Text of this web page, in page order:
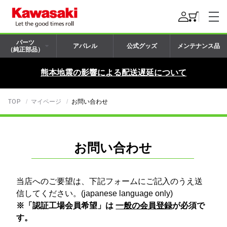
パーツ
（純正部品）
アパレル 公式グッズ メンテナンス品
熊本地震の影響による配送遅延について
TOP マイページ お問い合わせ
お問い合わせ
当店へのご要望は、下記フォームにご記入のうえ送
信してください。(japanese language only)
※「認証工場会員希望」は一般の会員登録が必須で
す。